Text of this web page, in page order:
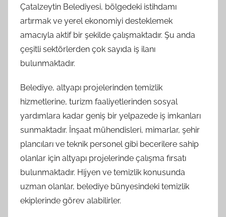
Çatalzeytin Belediyesi, bölgedeki istihdamı
artırmak ve yerel ekonomiyi desteklemek
amacıyla aktif bir şekilde çalışmaktadır. Şu anda
çeşitli sektörlerden çok sayıda iş ilanı
bulunmaktadır.
Belediye, altyapı projelerinden temizlik
hizmetlerine, turizm faaliyetlerinden sosyal
yardımlara kadar geniş bir yelpazede iş imkanları
sunmaktadır. İnşaat mühendisleri, mimarlar, şehir
plancıları ve teknik personel gibi becerilere sahip
olanlar için altyapı projelerinde çalışma fırsatı
bulunmaktadır. Hijyen ve temizlik konusunda
uzman olanlar, belediye bünyesindeki temizlik
ekiplerinde görev alabilirler.